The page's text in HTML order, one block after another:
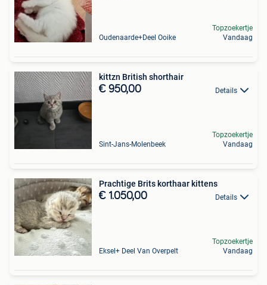
Oudenaarde+Deel Ooike
Topzoekertje
Vandaag
kittzn British shorthair
€ 950,00 Details
Sint-Jans-Molenbeek
Topzoekertje
Vandaag
Prachtige Brits korthaar kittens
€ 1.050,00 Details
Eksel+ Deel Van Overpelt
Topzoekertje
Vandaag